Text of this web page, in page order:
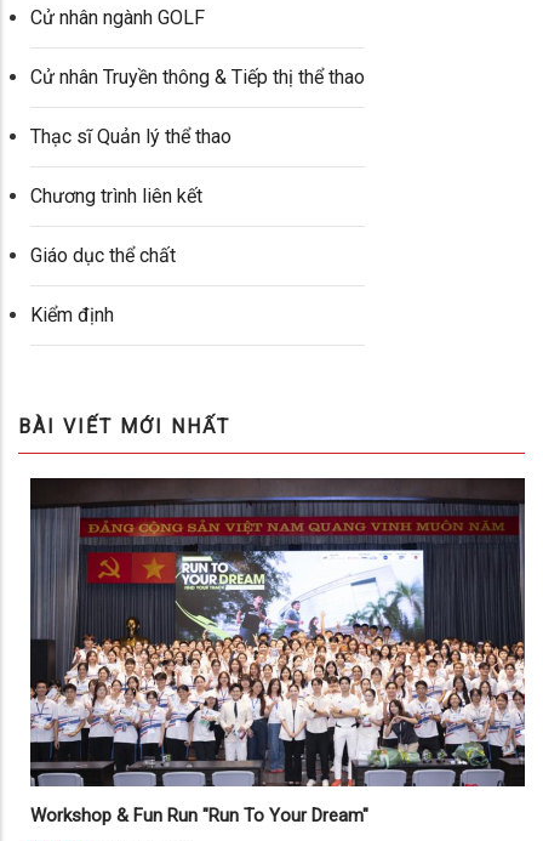
Cử nhân ngành GOLF
Cử nhân Truyền thông & Tiếp thị thể thao
Thạc sĩ Quản lý thể thao
Chương trình liên kết
Giáo dục thể chất
Kiểm định
BÀI VIẾT MỚI NHẤT
Workshop & Fun Run "Run To Your Dream"